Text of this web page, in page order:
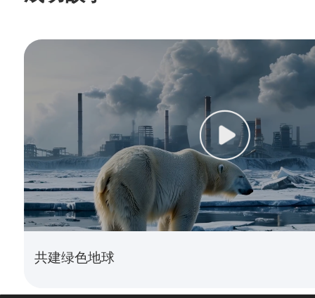
共建绿色地球